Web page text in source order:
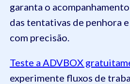
garanta o
das tentativas de penhora
com precisão.
Teste a ADVBOX
experimente fluxos de